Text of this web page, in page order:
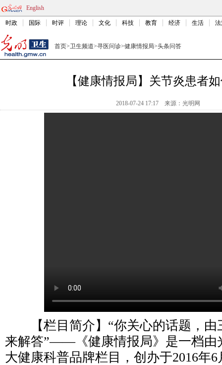
English
时政 国际 时评 理论 文化 科技 教育 经济 生活
首页>卫生频道>寻医问诊>健康情报局>头条问答
【健康情报局】关节炎患者
2018-07-24 17:17 来源：光明网
【栏目简介】“你关心的话题，由
来解答”——《健康情报局》是一档由
大健康科普品牌栏目，创办于2016年